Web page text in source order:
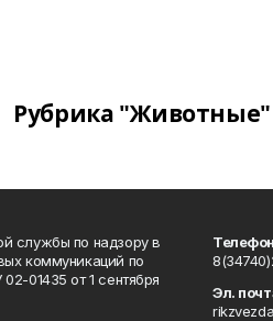
Рубрика "Животные"
службы по надзору в
коммуникаций по
01435 от 1 сентября
Телефон
Эл.